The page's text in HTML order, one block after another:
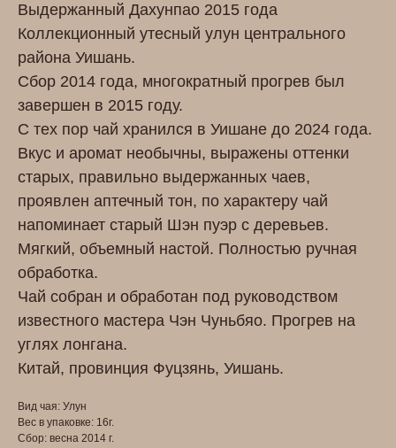
Выдержанный Дахунпао 2015 года
Коллекционный утесный улун центрального
района Уишань.
Сбор 2014 года, многократный прогрев был
завершен в 2015 году.
С тех пор чай хранился в Уишане до 2024 года.
Вкус и аромат необычны, выражены оттенки
старых, правильно выдержанных чаев,
проявлен аптечный тон, по характеру чай
напоминает старый Шэн пуэр с деревьев.
Мягкий, объемный настой. Полностью ручная
обработка.
Чай собран и обработан под руководством
известного мастера Чэн Чуньбяо. Прогрев на
углях лонгана.
Китай, провинция Фуцзянь, Уишань.
Вид чая: Улун
Вес в упаковке: 16г.
Сбор: весна 2014 г.